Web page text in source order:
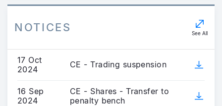
NOTICES See All
17 Oct
2024
CE - Trading suspension
16 Sep
2024
CE - Shares - Transfer to
penalty bench